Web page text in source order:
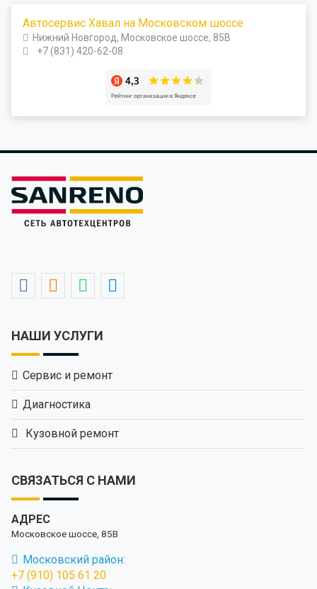
Автосервис Хавал на Московском шоссе
Нижний Новгород, Московское шоссе, 85В
+7 (831) 420-62-08
НАШИ УСЛУГИ
Сервис и ремонт
Диагностика
Кузовной ремонт
СВЯЗАТЬСЯ С НАМИ
АДРЕС
Московское шоссе, 85В
Московский район:
+7 (910) 105 61 20